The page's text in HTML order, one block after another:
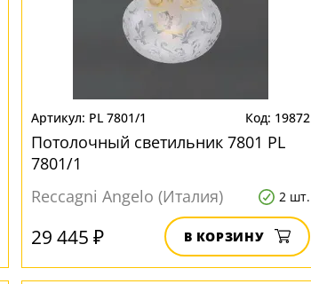
PL 7801/1 19872
Потолочный светильник 7801 PL
7801/1
Reccagni Angelo (Италия)
2 шт.
29 445 ₽ В КОРЗИНУ